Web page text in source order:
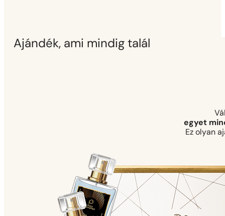
Ajándék, ami mindig talál
egyet
Ez olyan